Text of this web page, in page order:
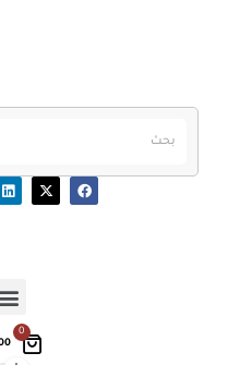
0